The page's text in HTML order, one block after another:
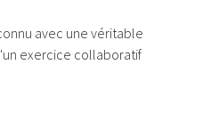
avec une véritable
exercice collaboratif